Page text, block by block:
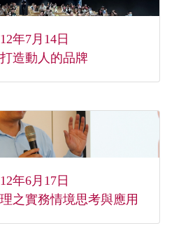
年7月14日
造動人的品牌
年6月17日
之實務情境思考與應用